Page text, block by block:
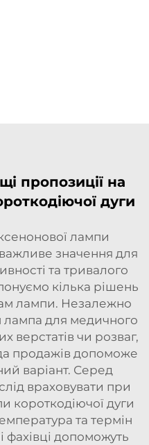
пропозиції на
дуги
лампи
значення для
та тривалого
кілька рішень
лампи. Незалежно
лампа для медичного
верстатів чи розваг,
продажів допоможе
варіант. Серед
враховувати при
короткодіючої дуги
та термін
допоможуть